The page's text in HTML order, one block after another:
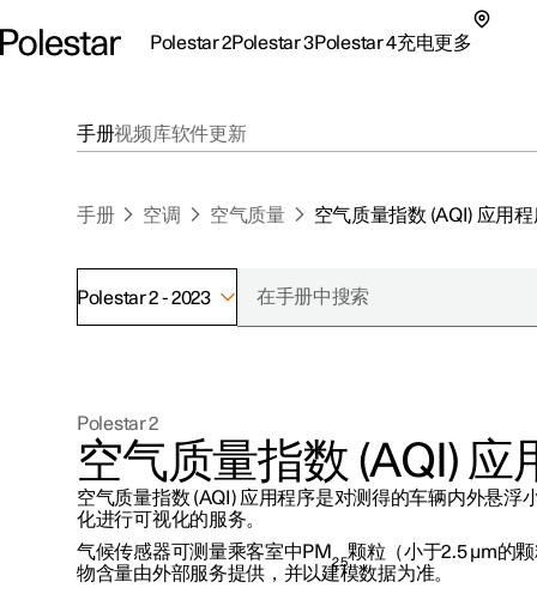
Polestar 2Polestar 3Polestar 4充电更多
联系我们
极星官方二手车
探索Polestar 3
联系我们
公共充电
家庭充电
车主服务
新闻
注册新闻
（在新窗
手册视频库软件更新
手册 空调 空气质量 空气质量指数 (AQI) 应用程
Polestar 2 - 2023
Polestar 2
空气质量指数 (AQI) 应
空气质量指数 (AQI) 应用程序是对测得的车辆内外悬浮
化进行可视化的服务。
气候传感器可测量乘客室中PM
2.5
颗粒（小于2.5 μm的
物含量由外部服务提供，并以建模数据为准。